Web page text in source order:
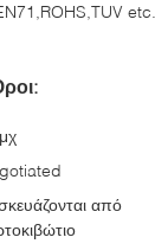
etc.
από